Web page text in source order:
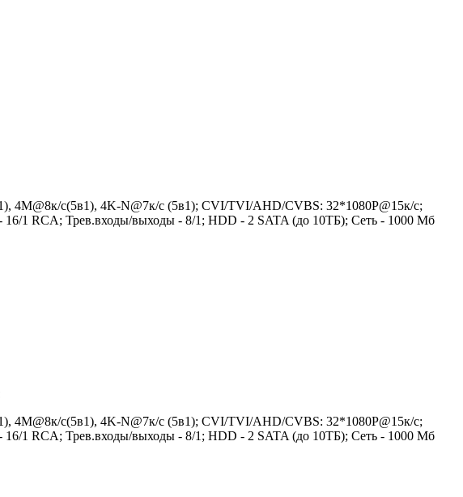
4M@8к/с(5в1), 4K-N@7к/с (5в1); CVI/TVI/AHD/CVBS: 32*1080P@15к/с;
1 RCA; Трев.входы/выходы - 8/1; HDD - 2 SATA (до 10ТБ); Сеть - 1000 Мб
4M@8к/с(5в1), 4K-N@7к/с (5в1); CVI/TVI/AHD/CVBS: 32*1080P@15к/с;
1 RCA; Трев.входы/выходы - 8/1; HDD - 2 SATA (до 10ТБ); Сеть - 1000 Мб